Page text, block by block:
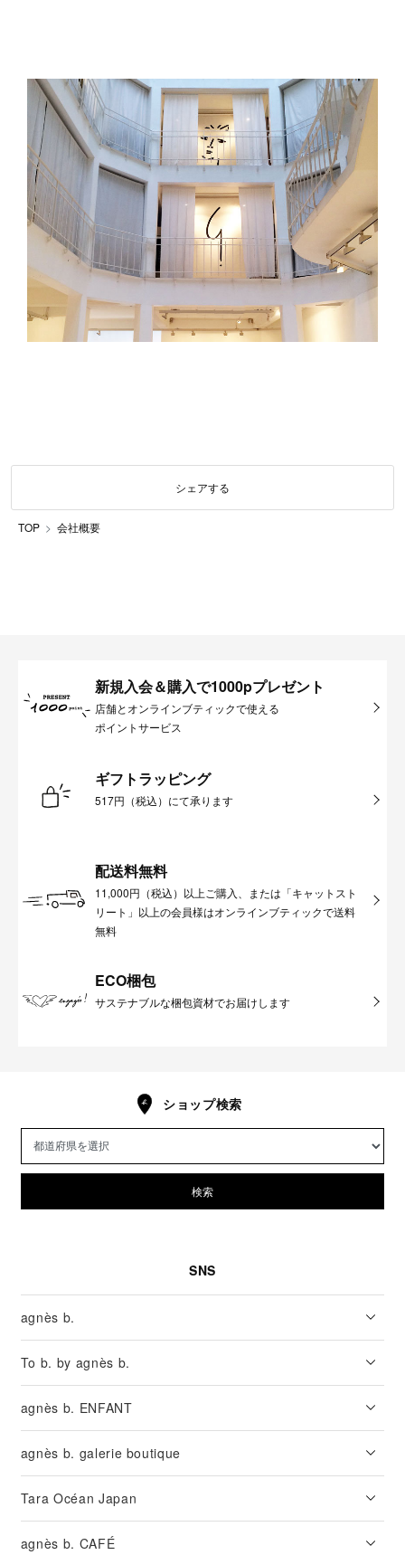
シェアする
TOP 会社概要
新規入会＆購入で1000pプレゼント
店舗とオンラインブティックで使える
ポイントサービス
ギフトラッピング
517円（税込）にて承ります
配送料無料
11,000円（税込）以上ご購入、または「キャットスト
リート」以上の会員様はオンラインブティックで送料
無料
ECO梱包
サステナブルな梱包資材でお届けします
ショップ検索
検索
SNS
agnès b.
To b. by agnès b.
agnès b. ENFANT
agnès b. galerie boutique
Tara Océan Japan
agnès b. CAFÉ